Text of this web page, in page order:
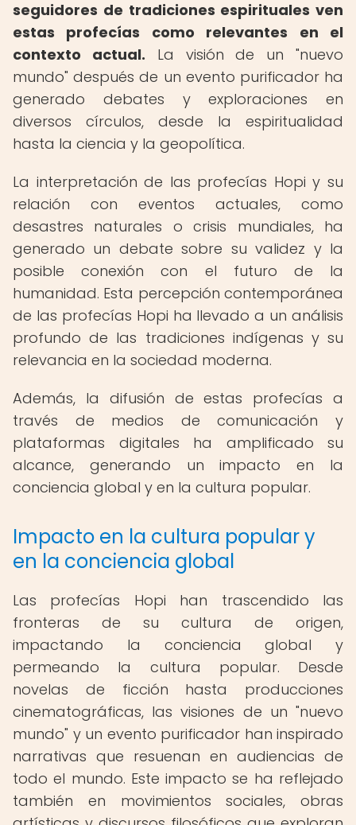
seguidores de tradiciones espirituales ven
estas profecías como relevantes en el
contexto actual. La visión de un "nuevo
mundo" después de un evento purificador ha
generado debates y exploraciones en
diversos círculos, desde la espiritualidad
hasta la ciencia y la geopolítica.
La interpretación de las profecías Hopi y su
relación con eventos actuales, como
desastres naturales o crisis mundiales, ha
generado un debate sobre su validez y la
posible conexión con el futuro de la
humanidad. Esta percepción contemporánea
de las profecías Hopi ha llevado a un análisis
profundo de las tradiciones indígenas y su
relevancia en la sociedad moderna.
Además, la difusión de estas profecías a
través de medios de comunicación y
plataformas digitales ha amplificado su
alcance, generando un impacto en la
conciencia global y en la cultura popular.
Impacto en la cultura popular y
en la conciencia global
Las profecías Hopi han trascendido las
fronteras de su cultura de origen,
impactando la conciencia global y
permeando la cultura popular. Desde
novelas de ficción hasta producciones
cinematográficas, las visiones de un "nuevo
mundo" y un evento purificador han inspirado
narrativas que resuenan en audiencias de
todo el mundo. Este impacto se ha reflejado
también en movimientos sociales, obras